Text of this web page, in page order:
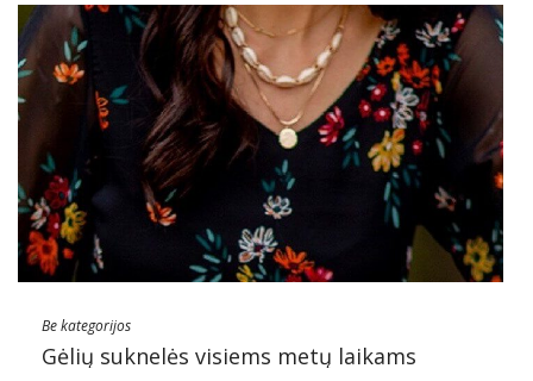
Be kategorijos
Gėlių suknelės visiems metų laikams